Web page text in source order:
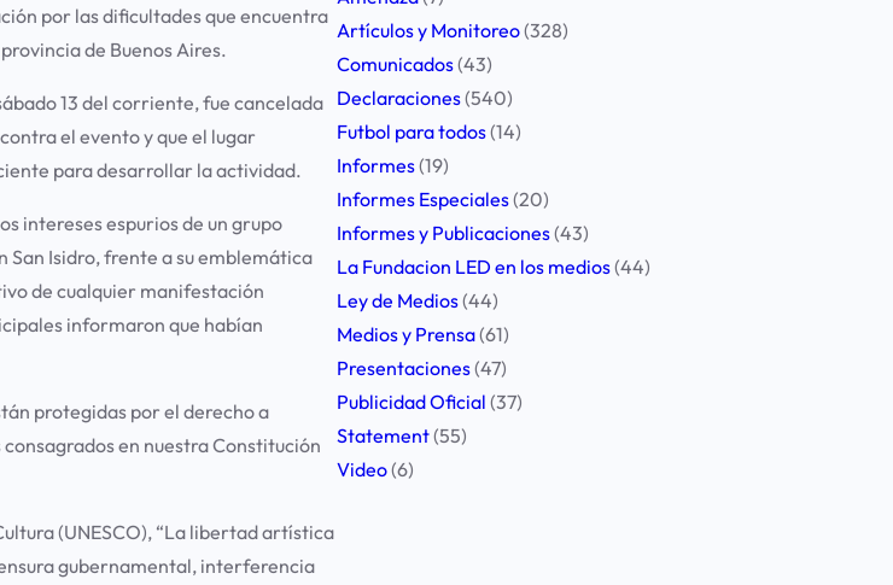
por las dificultades que encuentra
de Buenos Aires.
13 del corriente, fue cancelada
el evento y que el lugar
para desarrollar la actividad.
intereses espurios de un grupo
San Isidro, frente a su emblemática
de cualquier manifestación
informaron que habían
protegidas por el derecho a
en nuestra Constitución
(UNESCO), “La libertad artística
gubernamental, interferencia
Artículos y Monitoreo(328)
Comunicados(43)
Declaraciones(540)
Futbol para todos(14)
Informes(19)
Informes Especiales(20)
Informes y Publicaciones(43)
La Fundacion LED en los medios(44)
Ley de Medios(44)
Medios y Prensa(61)
Presentaciones(47)
Publicidad Oficial (37)
Statement(55)
Video(6)